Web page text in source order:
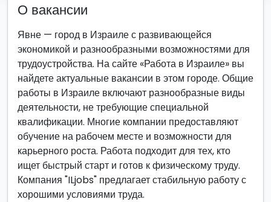
О вакансии
Явне — город в Израиле с развивающейся
экономикой и разнообразными возможностями для
трудоустройства. На сайте «Работа в Израиле» вы
найдете актуальные вакансии в этом городе. Общие
работы в Израиле включают разнообразные виды
деятельности, не требующие специальной
квалификации. Многие компании предоставляют
обучение на рабочем месте и возможности для
карьерного роста. Работа подходит для тех, кто
ищет быстрый старт и готов к физическому труду.
Компания "ILjobs" предлагает стабильную работу с
хорошими условиями труда.